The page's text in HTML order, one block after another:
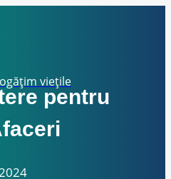
viețile
pentru